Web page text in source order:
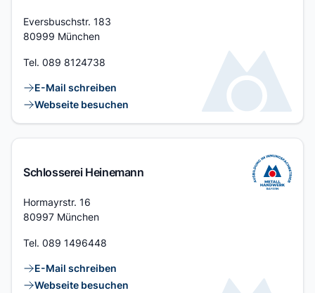
Adresse
Eversbuschstr. 183
80999 München
Tel. 089 8124738
Kontaktlinks
E-Mail schreiben
Webseite besuchen
Schlosserei Heinemann
Adresse
Hormayrstr. 16
80997 München
Tel. 089 1496448
Kontaktlinks
E-Mail schreiben
Webseite besuchen